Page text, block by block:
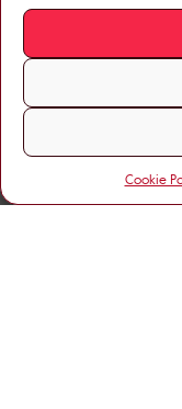
Cookie